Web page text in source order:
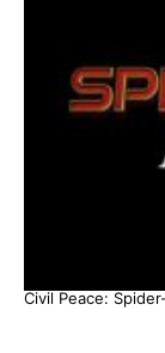
Civil Peace: